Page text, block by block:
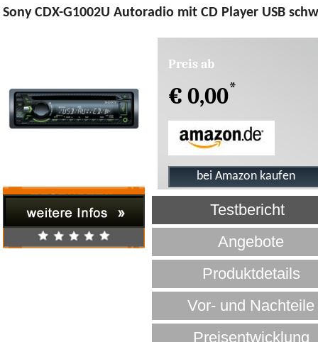
Sony CDX-G1002U Autoradio mit CD Player USB
Preis ab
€ 0,00*